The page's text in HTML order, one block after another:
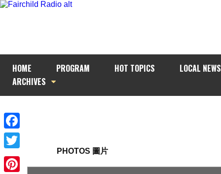
HOME PROGRAM HOT TOPICS
LOCAL NEWS
ARCHIVES
Facebook
Twitter
PHOTOS 圖片